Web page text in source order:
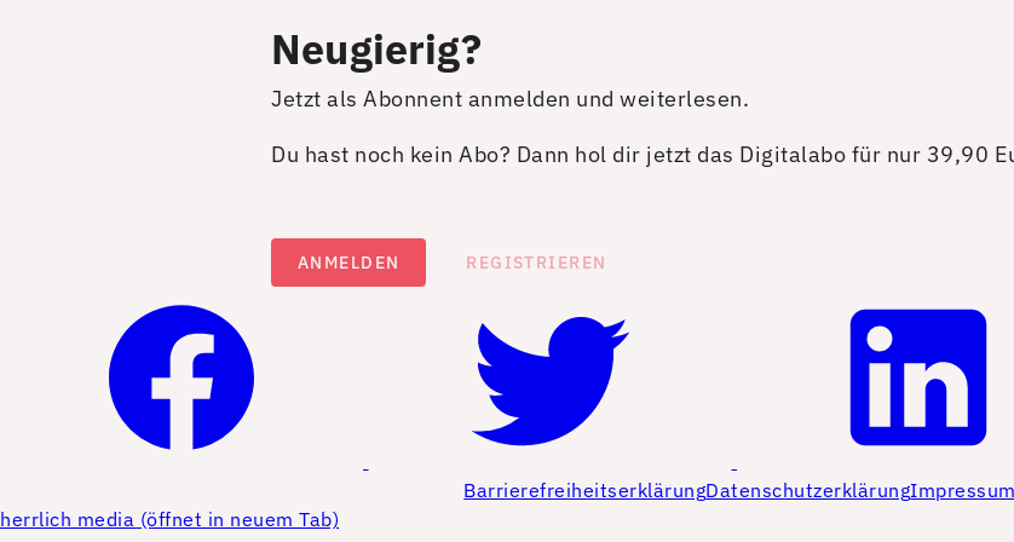
Neugierig?
Jetzt als Abonnent anmelden und weiterlesen.
Du hast noch kein Abo? Dann hol dir jetzt das Digitalabo für nur 39,90
ANMELDEN REGISTRIEREN
BarrierefreiheitserklärungDatenschutzerklärungImpressum
herrlich media (öffnet in neuem Tab)